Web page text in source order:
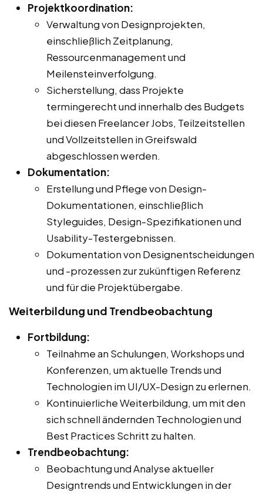
Projektkoordination:
Verwaltung von Designprojekten,
einschließlich Zeitplanung,
Ressourcenmanagement und
Meilensteinverfolgung.
Sicherstellung, dass Projekte
termingerecht und innerhalb des Budgets
bei diesen Freelancer Jobs, Teilzeitstellen
und Vollzeitstellen in Greifswald
abgeschlossen werden.
Dokumentation:
Erstellung und Pflege von Design-
Dokumentationen, einschließlich
Styleguides, Design-Spezifikationen und
Usability-Testergebnissen.
Dokumentation von Designentscheidungen
und -prozessen zur zukünftigen Referenz
und für die Projektübergabe.
Weiterbildung und Trendbeobachtung
Fortbildung:
Teilnahme an Schulungen, Workshops und
Konferenzen, um aktuelle Trends und
Technologien im UI/UX-Design zu erlernen.
Kontinuierliche Weiterbildung, um mit den
sich schnell ändernden Technologien und
Best Practices Schritt zu halten.
Trendbeobachtung:
Beobachtung und Analyse aktueller
Designtrends und Entwicklungen in der